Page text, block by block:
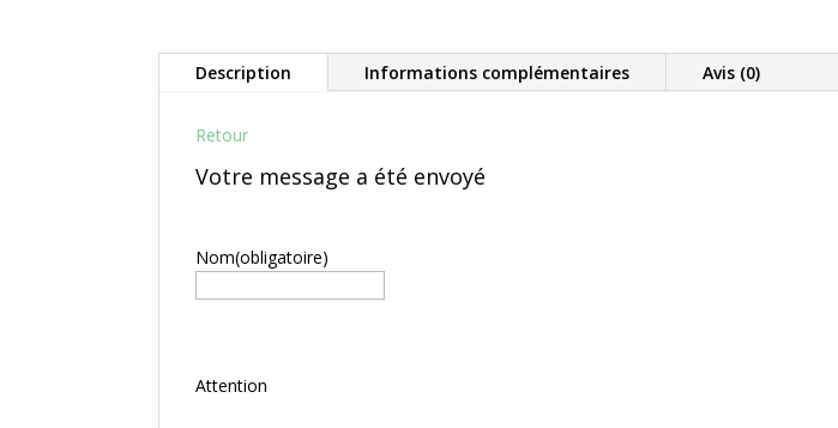
Description Informations complémentaires Avis (0)
Retour
Votre message a été envoyé
Nom(obligatoire)
Attention